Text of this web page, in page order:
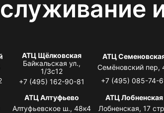
АТЦ Щёлковская
Байкальская ул.,
1/3с12
+7 (495) 162-90-81
АТЦ
Семёновский пер,
+7 (495) 085-74-
АТЦ Алтуфьево
Алтуфьевское ш., 48к4
АТЦ Лобненская
Лобненская, 17